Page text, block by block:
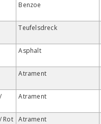
Benzoe
Teufelsdreck
Asphalt
Atrament
Atrament
Rot
Atrament